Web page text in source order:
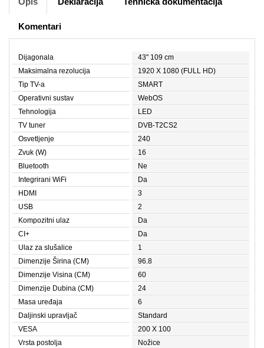
Komentari
Dijagonala
43" 109 cm
Maksimalna rezolucija
1920 X 1080 (FULL HD)
Tip TV-a
SMART
Operativni sustav
WebOS
Tehnologija
LED
TV tuner
DVB-T2CS2
Osvetljenje
240
Zvuk (W)
16
Bluetooth
Ne
Integrirani WiFi
Da
HDMI
3
USB
2
Kompozitni ulaz
Da
CI+
Da
Ulaz za slušalice
1
Dimenzije Širina (CM)
96.8
Dimenzije Visina (CM)
60
Dimenzije Dubina (CM)
24
Masa uređaja
6
Daljinski upravljač
Standard
VESA
200 X 100
Vrsta postolja
Nožice